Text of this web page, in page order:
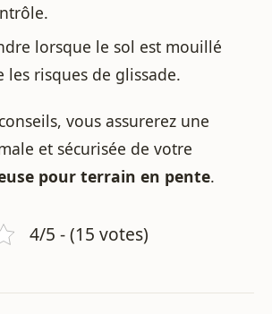
lorsque le sol est mouillé
risques de glissade.
vous assurerez une
et sécurisée de votre
pour terrain en pente.
4/5 - (15 votes)